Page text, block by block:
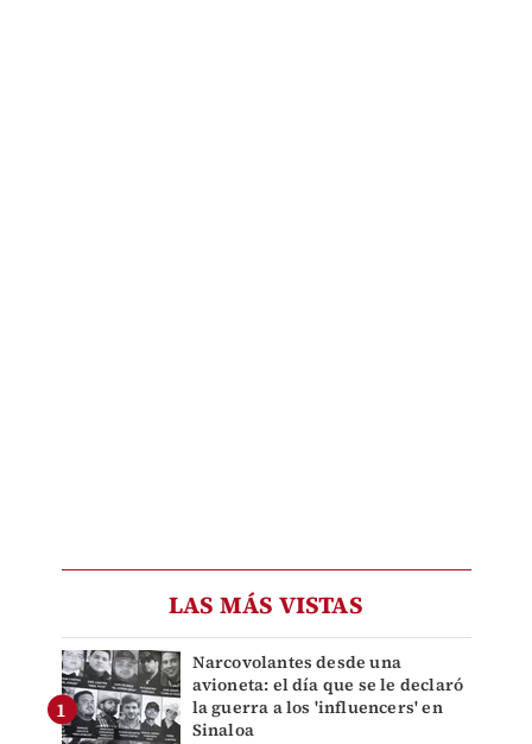
LAS MÁS VISTAS
Narcovolantes desde una
avioneta: el día que se le declaró
la guerra a los 'influencers' en
Sinaloa